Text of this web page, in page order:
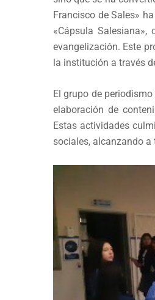
Francisco de Sales»
«Cápsula
evangelización. Este
la institución a través
El grupo de
elaboración de
Estas actividades
sociales, alcanzando